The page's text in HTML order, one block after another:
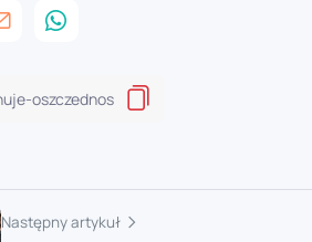
Następny artykuł